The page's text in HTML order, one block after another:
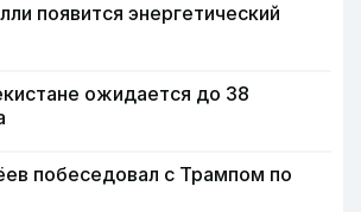
появится энергетический
ожидается до 38
побеседовал с Трампом по